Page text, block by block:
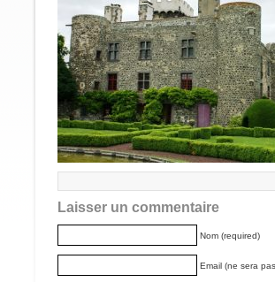
Laisser un commentaire
Nom (required)
Email (ne sera